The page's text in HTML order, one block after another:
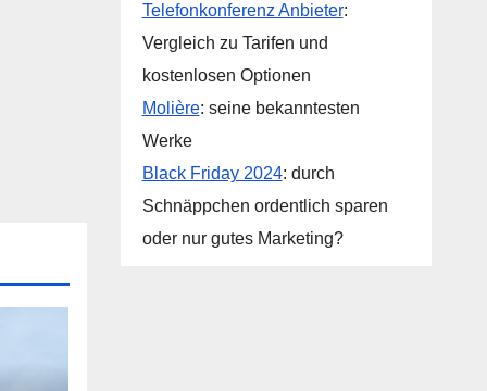
Telefonkonferenz Anbieter:
Vergleich zu Tarifen und
kostenlosen Optionen
Molière: seine bekanntesten
Werke
Black Friday 2024: durch
Schnäppchen ordentlich sparen
oder nur gutes Marketing?